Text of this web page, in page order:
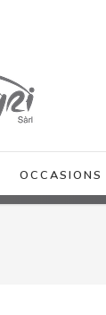
OCCASIONS